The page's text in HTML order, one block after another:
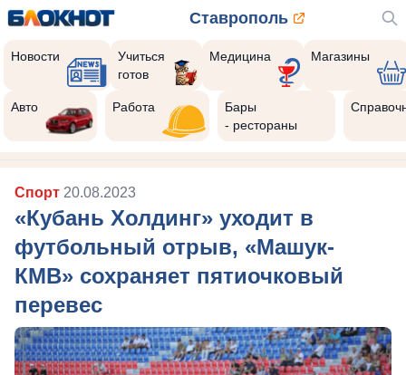
Ставрополь
Новости
Учиться
готов
Медицина Магазины
Авто Работа
Бары
- рестораны
Спорт 20.08.2023
«Кубань Холдинг» уходит в
футбольный отрыв, «Машук-
КМВ» сохраняет пятиочковый
перевес